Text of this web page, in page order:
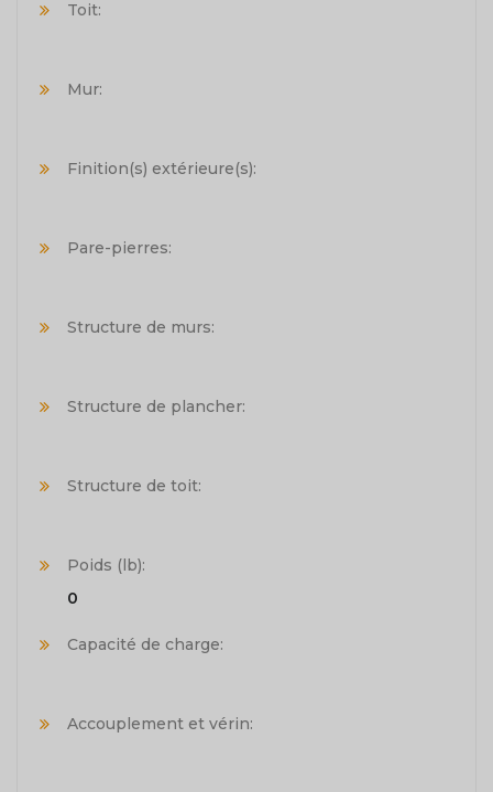
Toit:
Mur:
Finition(s) extérieure(s):
Pare-pierres:
Structure de murs:
Structure de plancher:
Structure de toit:
Poids (lb):
0
Capacité de charge:
Accouplement et vérin: